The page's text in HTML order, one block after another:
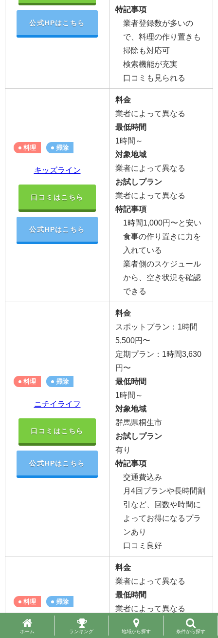
公式HPはこちら
特記事項
業者登録数が多いの
で、料理の作り置きも
掃除も対応可
検索機能が充実
口コミも見られる
料理 掃除
キッズライン
口コミはこちら
公式HPはこちら
料金
業者によって異なる
最低時間
1時間～
対象地域
業者によって異なる
お試しプラン
業者によって異なる
特記事項
1時間1,000円〜と安い
食事の作り置きに力を
入れている
業者側のスケジュール
から、空き状況を確認
できる
料理 掃除
ニチイライフ
口コミはこちら
公式HPはこちら
料金
スポットプラン：1時間
5,500円〜
定期プラン：1時間3,630
円〜
最低時間
1時間～
対象地域
群馬県桐生市
お試しプラン
有り
特記事項
交通費込み
月4回プランや長時間割
引など、回数や時間に
よってお得になるプラ
ンあり
口コミ良好
料理 掃除
ANYTIMES
料金
業者によって異なる
最低時間
業者によって異なる
対象地域
業者によって異なる